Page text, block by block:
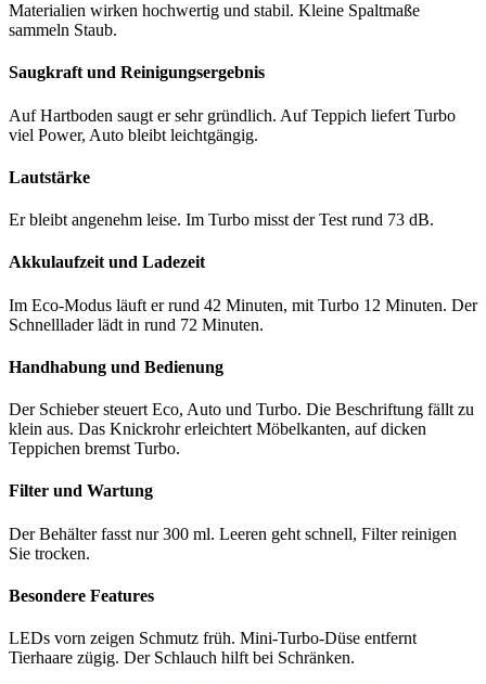
Materialien wirken hochwertig und stabil. Kleine Spaltmaße
sammeln Staub.
Saugkraft und Reinigungsergebnis
Auf Hartboden saugt er sehr gründlich. Auf Teppich liefert Turbo
viel Power, Auto bleibt leichtgängig.
Lautstärke
Er bleibt angenehm leise. Im Turbo misst der Test rund 73 dB.
Akkulaufzeit und Ladezeit
Im Eco-Modus läuft er rund 42 Minuten, mit Turbo 12 Minuten. Der
Schnelllader lädt in rund 72 Minuten.
Handhabung und Bedienung
Der Schieber steuert Eco, Auto und Turbo. Die Beschriftung fällt zu
klein aus. Das Knickrohr erleichtert Möbelkanten, auf dicken
Teppichen bremst Turbo.
Filter und Wartung
Der Behälter fasst nur 300 ml. Leeren geht schnell, Filter reinigen
Sie trocken.
Besondere Features
LEDs vorn zeigen Schmutz früh. Mini-Turbo-Düse entfernt
Tierhaare zügig. Der Schlauch hilft bei Schränken.